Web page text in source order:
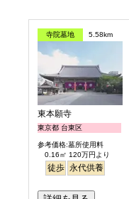
寺院墓地 5.58km
東本願寺
東京都 台東区
参考価格:墓所使用料
0.16㎡ 120万円より
徒歩 永代供養